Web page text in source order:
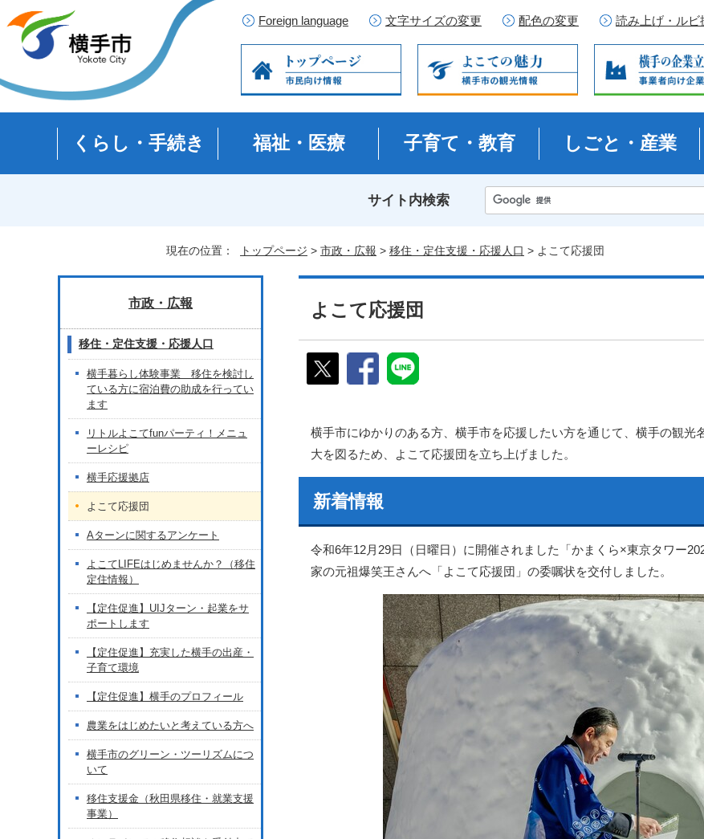
Foreign language 文字サイズの変更 配色の変更 読み上げ・ルビ
くらし・手続き 福祉・医療 子育て・教育 しごと・産業
サイト内検索
現在の位置： トップページ > 市政・広報 > 移住・定住支援・応援人口 > よこて応援団
よこて応援団
横手市にゆかりのある方、横手市を応援したい方を通じて、横手の観
大を図るため、よこて応援団を立ち上げました。
新着情報
令和6年12月29日（日曜日）に開催されました「かまくら×東京タワー
家の元祖爆笑王さんへ「よこて応援団」の委嘱状を交付しました。
市政・広報
移住・定住支援・応援人口
横手暮らし体験事業 移住を検討し
ている方に宿泊費の助成を行ってい
ます
リトルよこてfunパーティ！メニュ
ーレシピ
横手応援拠店
よこて応援団
Aターンに関するアンケート
よこてLIFEはじめませんか？（移住
定住情報）
【定住促進】UIJターン・起業をサ
ポートします
【定住促進】充実した横手の出産・
子育て環境
【定住促進】横手のプロフィール
農業をはじめたいと考えている方へ
横手市のグリーン・ツーリズムにつ
いて
移住支援金（秋田県移住・就業支援
事業）